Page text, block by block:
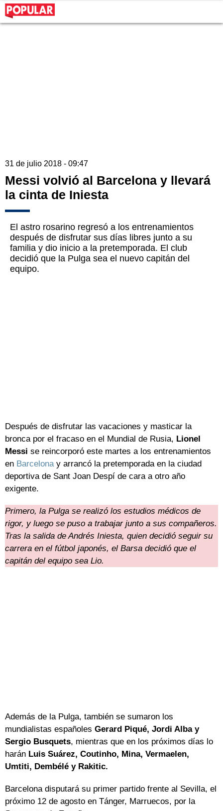
31 de julio 2018 - 09:47
Messi volvió al Barcelona y llevará
la cinta de Iniesta
El astro rosarino regresó a los entrenamientos
después de disfrutar sus días libres junto a su
familia y dio inicio a la pretemporada. El club
decidió que la Pulga sea el nuevo capitán del
equipo.
Después de disfrutar las vacaciones y masticar la
bronca por el fracaso en el Mundial de Rusia, Lionel
Messi se reincorporó este martes a los entrenamientos
en Barcelonay arrancó la pretemporada en la ciudad
deportiva de Sant Joan Despí de cara a otro año
exigente.
Primero, la Pulga se realizó los estudios médicos de
rigor, y luego se puso a trabajar junto a sus compañeros.
Tras la salida de Andrés Iniesta, quien decidió seguir su
carrera en el fútbol japonés, el Barsa decidió que el
capitán del equipo sea Lio.
Además de la Pulga, también se sumaron los
mundialistas españoles Gerard Piqué, Jordi Alba y
Sergio Busquets, mientras que en los próximos días lo
harán Luis Suárez, Coutinho, Mina, Vermaelen,
Umtiti, Dembélé y Rakitic.
Barcelona disputará su primer partido frente al Sevilla, el
próximo 12 de agosto en Tánger, Marruecos, por la